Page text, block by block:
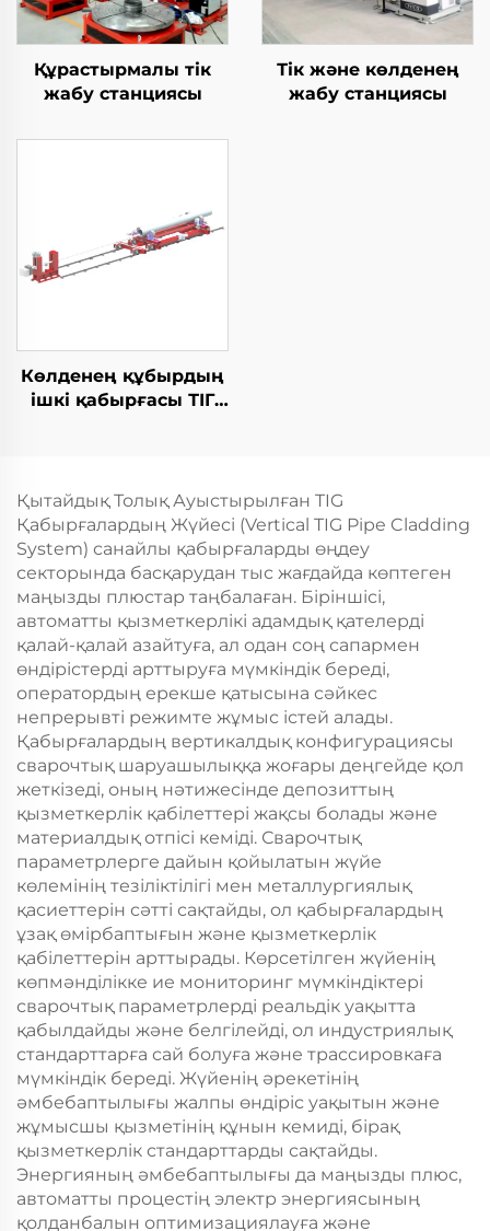
Құрастырмалы тік
жабу станциясы
Тік және көлденең
жабу станциясы
Көлденең құбырдың
ішкі қабырғасы ТІГ
Қытайдық Толық Ауыстырылған TIG
Қабырғалардың Жүйесі (Vertical TIG Pipe Cladding
System) санайлы қабырғаларды өңдеу
секторында басқарудан тыс жағдайда көптеген
маңызды плюстар таңбалаған. Біріншісі,
автоматты қызметкерлікі адамдық қателерді
қалай-қалай азайтуға, ал одан соң сапармен
өндірістерді арттыруға мүмкіндік береді,
оператордың ерекше қатысына сәйкес
непрерывті режимте жұмыс істей алады.
Қабырғалардың вертикалдық конфигурациясы
сварочтық шаруашылыққа жоғары деңгейде қол
жеткізеді, оның нәтижесінде депозиттың
қызметкерлік қабілеттері жақсы болады және
материалдық отпісі кеміді. Сварочтық
параметрлерге дайын қойылатын жүйе
көлемінің тезіліктілігі мен металлургиялық
қасиеттерін сәтті сақтайды, ол қабырғалардың
ұзақ өмірбаптығын және қызметкерлік
қабілеттерін арттырады. Көрсетілген жүйенің
көпмәнділікке ие мониторинг мүмкіндіктері
сварочтық параметрлерді реальдік уақытта
қабылдайды және белгілейді, ол индустриялық
стандарттарға сай болуға және трассировкаға
мүмкіндік береді. Жүйенің әрекетінің
әмбебаптылығы жалпы өндіріс уақытын және
жұмысшы қызметінің құнын кемиді, бірақ
қызметкерлік стандарттарды сақтайды.
Энергияның әмбебаптылығы да маңызды плюс,
автоматты процестің электр энергиясының
қолданбалын оптимизациялауға және